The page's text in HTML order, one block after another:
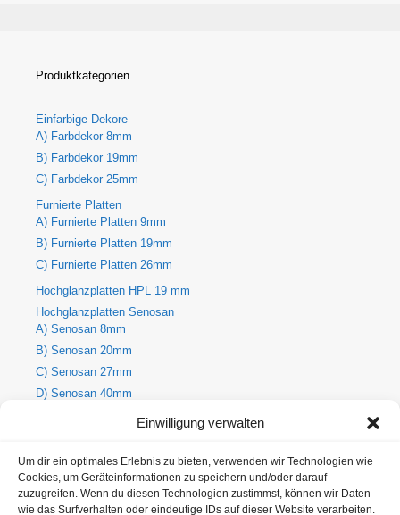
Einwilligung verwalten
Um dir ein optimales Erlebnis zu bieten, verwenden wir Technologien wie
Cookies, um Geräteinformationen zu speichern und/oder darauf
zuzugreifen. Wenn du diesen Technologien zustimmst, können wir Daten
wie das Surfverhalten oder eindeutige IDs auf dieser Website verarbeiten.
Produktkategorien
Einfarbige Dekore
A) Farbdekor 8mm
B) Farbdekor 19mm
C) Farbdekor 25mm
Furnierte Platten
A) Furnierte Platten 9mm
B) Furnierte Platten 19mm
C) Furnierte Platten 26mm
Hochglanzplatten HPL 19 mm
Hochglanzplatten Senosan
A) Senosan 8mm
B) Senosan 20mm
C) Senosan 27mm
D) Senosan 40mm
A) Holz-Dekorplatte 8mm
B) Holz-Dekorplatte 19mm
C) Holz-Dekorplatte 25mm